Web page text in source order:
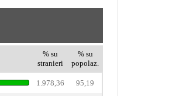
% su
stranieri
% su
popolaz.
1.978,36 95,19